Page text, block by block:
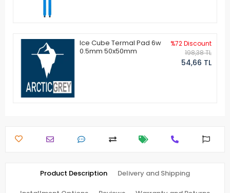
Ice Cube Termal Pad 6w
0.5mm 50x50mm
%72 Discount
198,38 TL
54,66 TL
Product Description Delivery and Shipping